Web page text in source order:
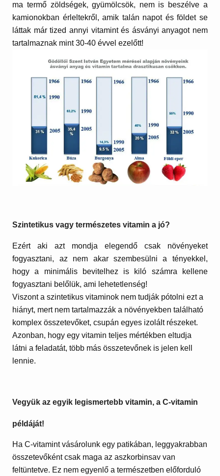
ma termő zöldségek, gyümölcsök, nem is beszélve a
kamionokban érleltekről, amik talán napot és földet se
láttak már tized annyi vitamint és ásványi anyagot nem
tartalmaznak mint 30-40 évvel ezelőtt!
Szintetikus vagy természetes vitamin a jó?
Ezért aki azt mondja elegendő csak növényeket
fogyasztani, az nem akar szembesülni a tényekkel,
hogy a minimális bevitelhez is kiló számra kellene
fogyasztani belőlük, ami lehetetlenség!
Viszont a szintetikus vitaminok nem tudják pótolni ezt a
hiányt, mert nem tartalmazzák a növényekben található
komplex összetevőket, csupán egyes izolált részeket.
Azonban, hogy egy vitamin teljes mértékben eltudja
látni a feladatát, több más összetevőnek is jelen kell
lennie.
Vegyük az egyik legismertebb vitamin, a C-vitamin
példáját!
Ha C-vitamint vásárolunk egy patikában, leggyakrabban
összetevőként csak maga az aszkorbinsav van
feltüntetve. Ez nem egyenlő a természetben előforduló